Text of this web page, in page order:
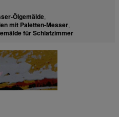
Ölgemälde,
mit Paletten-Messer,
für Schlafzimmer